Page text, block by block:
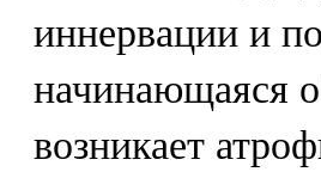
иннервации и
начинающаяся
возникает